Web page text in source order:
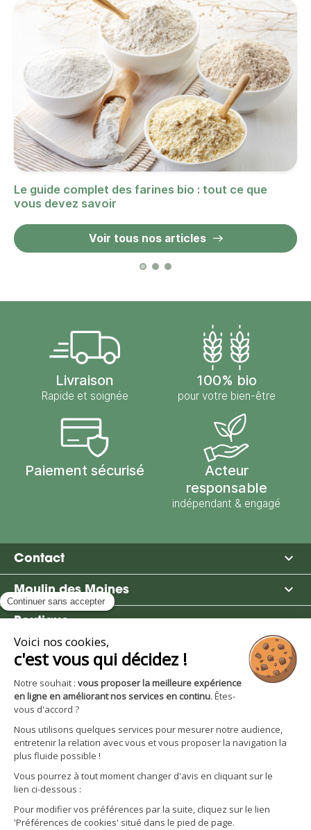
Le guide complet des farines bio : tout ce que
vous devez savoir
Voir tous nos articles
Livraison
Rapide et soignée
100% bio
pour votre bien-être
Paiement sécurisé
Acteur
responsable
indépendant & engagé
Contact 
Moulin des Moines 
Boutique 
Avantages et services 
S'inscrire à la newsletter
Facebook
YouTubeInstagram
LinkedIn